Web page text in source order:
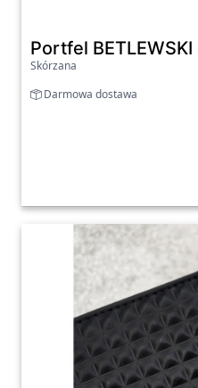
Portfel
Skórzana
Darmowa dostawa